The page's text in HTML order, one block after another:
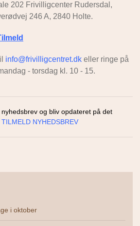
202 Frivilligcenter Rudersdal,
246 A, 2840 Holte.
info@frivilligcentret.dk eller ringe på
- torsdag kl. 10 - 15.
og bliv opdateret på det
TILMELD NYHEDSBREV
i oktober